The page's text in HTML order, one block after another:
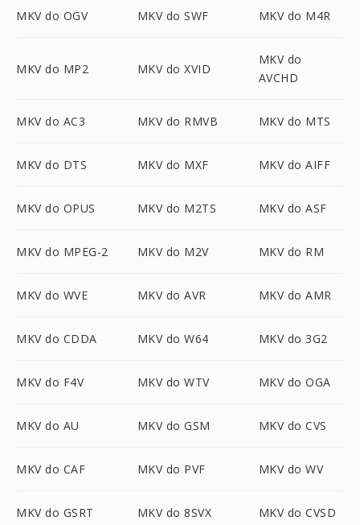
MKV do OGV MKV do SWF MKV do M4R
MKV do MP2 MKV do XVID
MKV do
AVCHD
MKV do AC3 MKV do RMVB MKV do MTS
MKV do DTS MKV do MXF MKV do AIFF
MKV do OPUS MKV do M2TS MKV do ASF
MKV do MPEG-2 MKV do M2V MKV do RM
MKV do WVE MKV do AVR MKV do AMR
MKV do CDDA MKV do W64 MKV do 3G2
MKV do F4V MKV do WTV MKV do OGA
MKV do AU MKV do GSM MKV do CVS
MKV do CAF MKV do PVF MKV do WV
MKV do GSRT MKV do 8SVX MKV do CVSD